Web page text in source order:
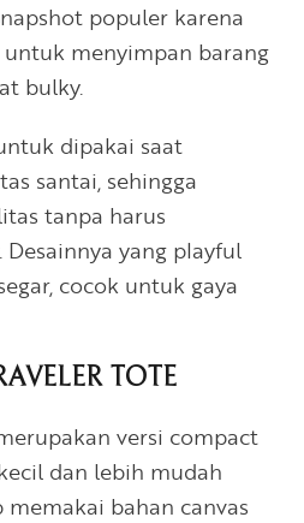
populer karena
menyimpan barang
bulky.
dipakai saat
santai, sehingga
tanpa harus
Desainnya yang playful
cocok untuk gaya
TOTE
versi compact
dan lebih mudah
bahan canvas